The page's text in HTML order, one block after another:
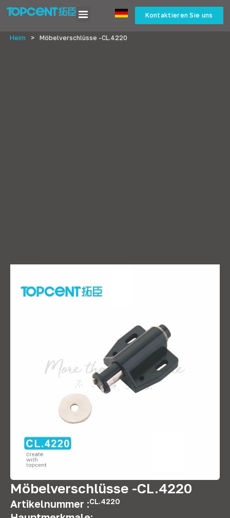
Kontaktieren Sie uns
Heim > Möbelverschlüsse -CL.4220
Möbelverschlüsse -CL.4220
Artikelnummer :CL.4220